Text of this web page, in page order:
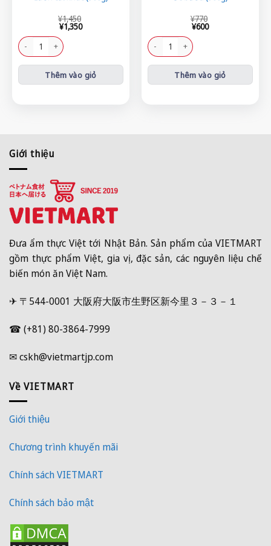
¥1,450
¥1,450.
¥1,350
tại
là:
¥1,350.
Lươn cắt khúc (500g) số lượng
Thêm vào giỏ
¥770
¥770.
¥600
tại
là:
¥600.
Ốc bươu (500g) số lượng
Thêm vào giỏ
Giới thiệu
Đưa ẩm thực Việt tới Nhật Bản. Sản phẩm của VIETMART
gồm thực phẩm Việt, gia vị, đặc sản, các nguyên liệu chế
biến món ăn Việt Nam.
✈ 〒544-0001 大阪府大阪市生野区新今里３－３－１
☎ (+81) 80-3864-7999
✉ cskh@vietmartjp.com
Về VIETMART
Giới thiệu
Chương trình khuyến mãi
Chính sách VIETMART
Chính sách bảo mật